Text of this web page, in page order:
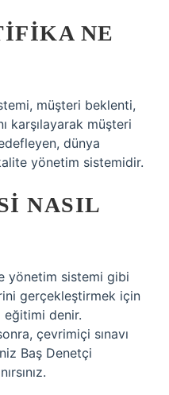
NE
müşteri beklenti,
karşılayarak müşteri
dünya
yönetim sistemidir.
NASIL
yönetim sistemi gibi
gerçekleştirmek için
eğitimi denir.
çevrimiçi sınavı
Baş Denetçi